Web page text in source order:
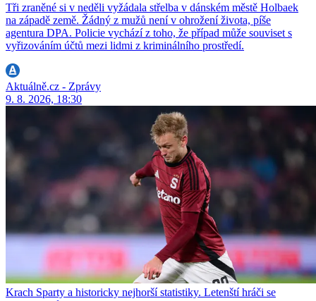
Tři zraněné si v neděli vyžádala střelba v dánském městě Holbaek
na západě země. Žádný z mužů není v ohrožení života, píše
agentura DPA. Policie vychází z toho, že případ může souviset s
vyřizováním účtů mezi lidmi z kriminálního prostředí.
Aktuálně.cz - Zprávy
9. 8. 2026, 18:30
Krach Sparty a historicky nejhorší statistiky. Letenští hráči se